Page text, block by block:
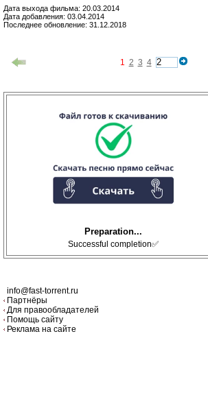
Дата выхода фильма: 20.03.2014
Дата добавления: 03.04.2014
Последнее обновление: 31.12.2018
1 2 3 4
Preparation...
Successful completion✅
info@fast-torrent.ru
Партнёры
Для правообладателей
Помощь сайту
Реклама на сайте